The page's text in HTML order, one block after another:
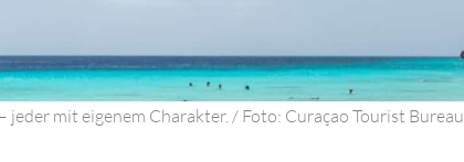
jeder mit eigenem Charakter. / Foto: Curaçao Tourist Bureau